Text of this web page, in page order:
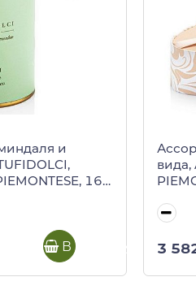
и
160
В корзину
вида,
3